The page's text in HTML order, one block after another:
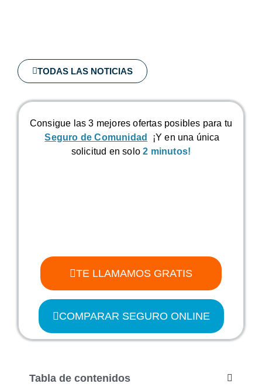
TODAS LAS NOTICIAS
Consigue las 3 mejores ofertas posibles para tu
Seguro de Comunidad
¡Y en una única
solicitud en solo2 minutos!
TE LLAMAMOS GRATIS
COMPARAR SEGURO ONLINE
Tabla de contenidos